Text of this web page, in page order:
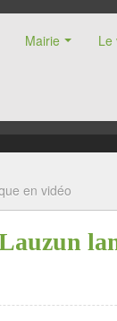
Mairie Le
en vidéo